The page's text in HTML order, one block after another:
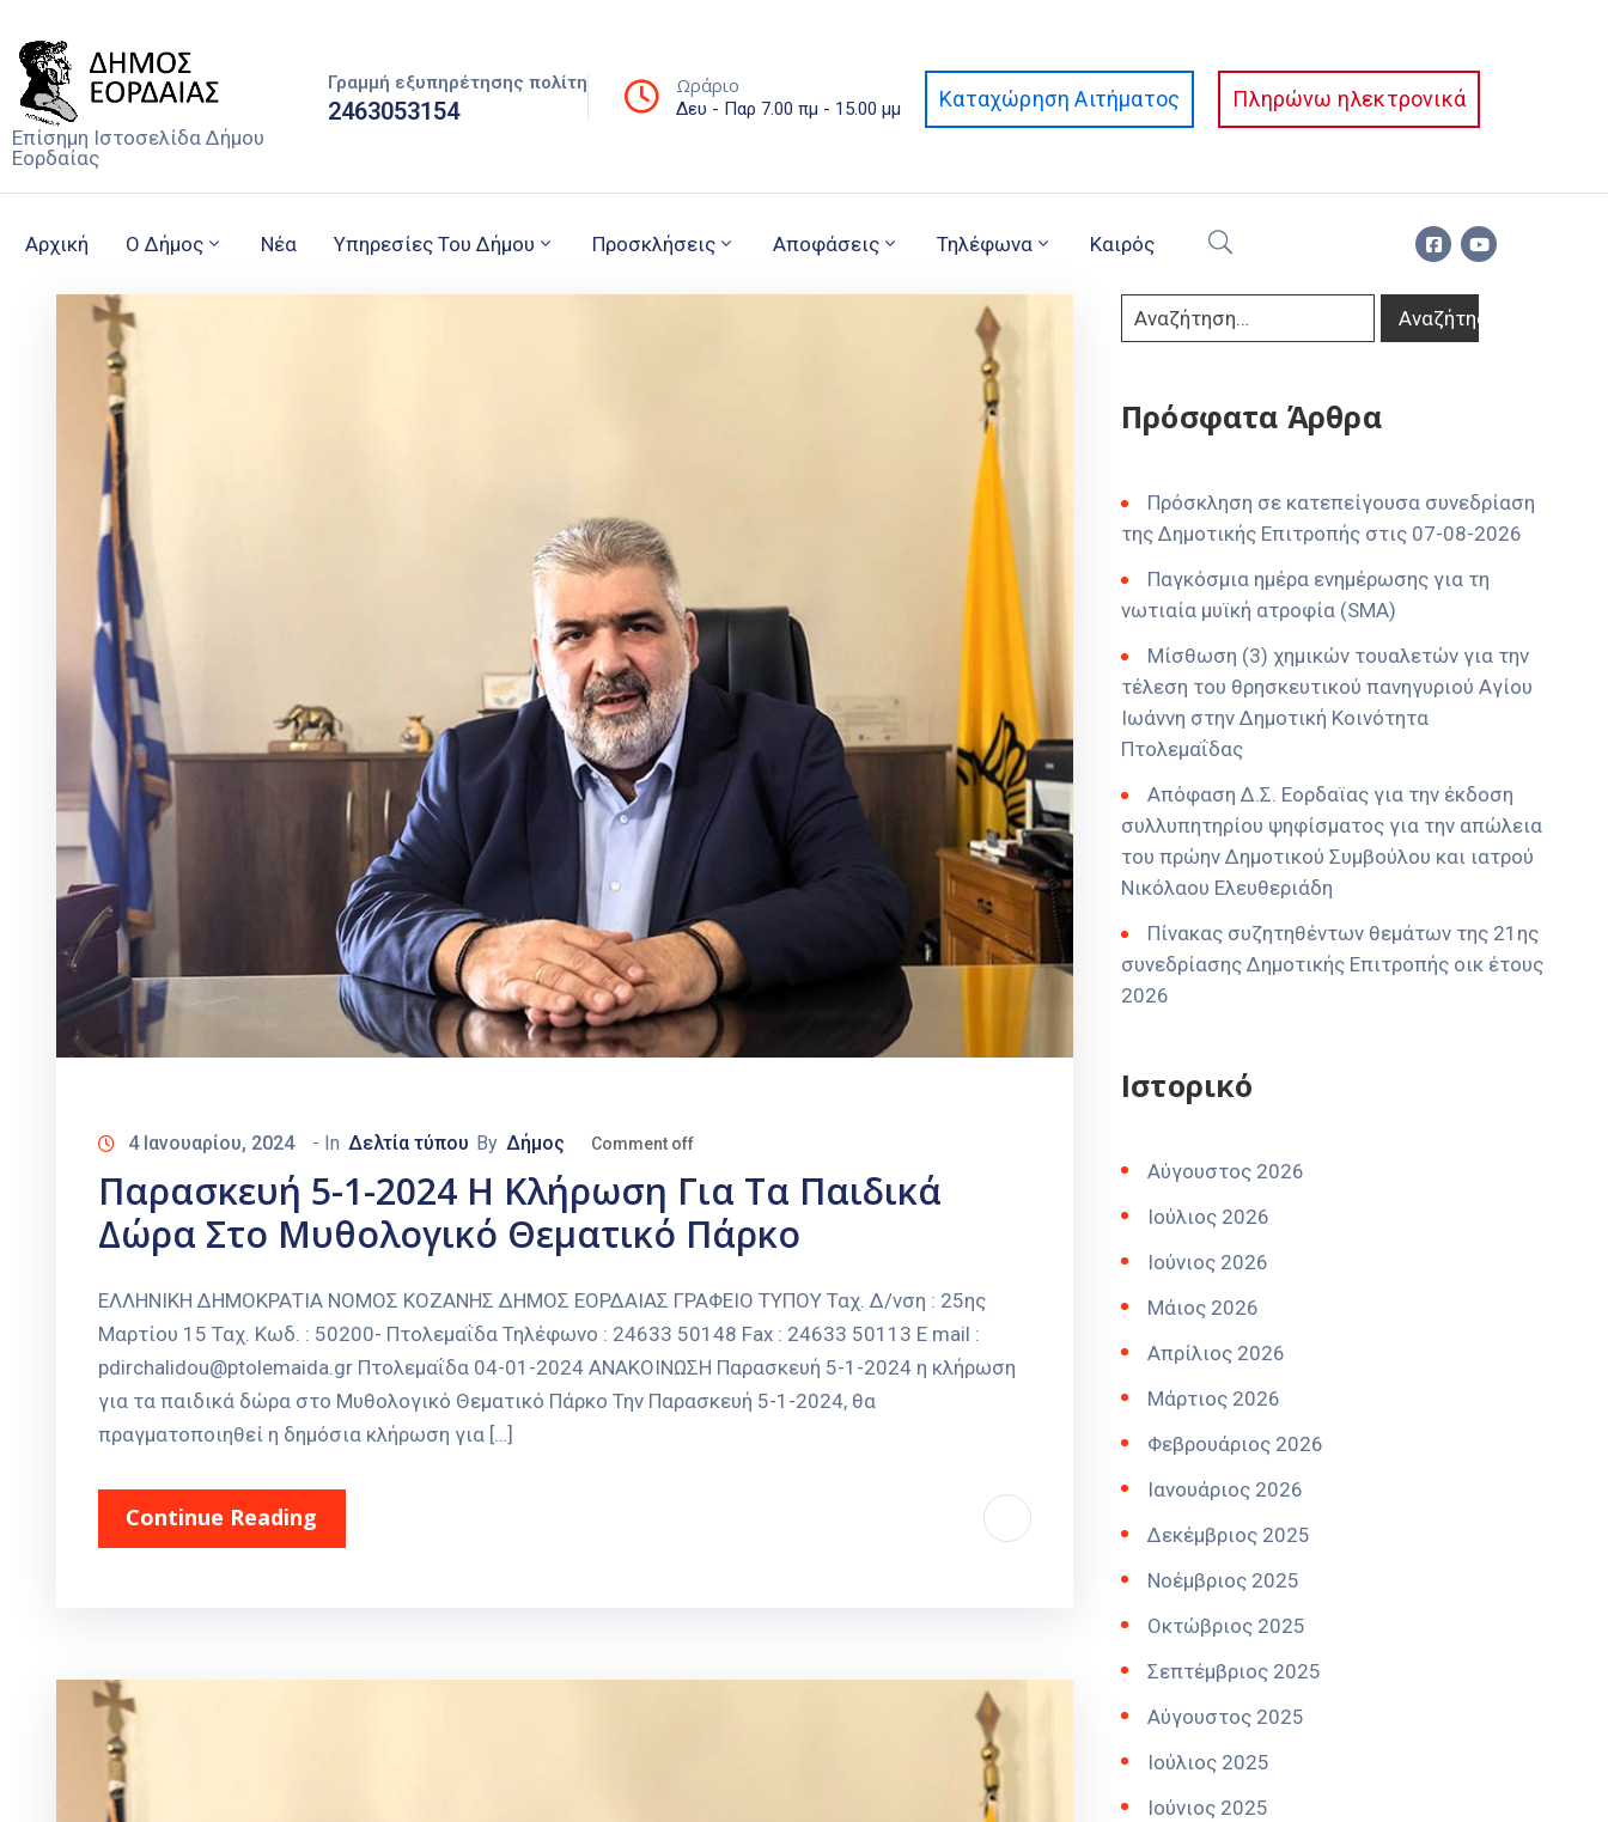
Επίσημη Ιστοσελίδα Δήμου
Εορδαίας
Γραμμή εξυπηρέτησης πολίτη
2463053154
Ωράριο
Δευ - Παρ 7.00 πμ - 15.00 μμ Καταχώρηση Αιτήματος Πληρώνω ηλεκτρονικά
Αρχική Ο Δήμος Νέα Υπηρεσίες Του Δήμου Προσκλήσεις Αποφάσεις Τηλέφωνα Καιρός
4 Ιανουαρίου, 2024 - In Δελτία τύπου By Δήμος Comment off
Παρασκευή 5-1-2024 Η Κλήρωση Για Τα Παιδικά
Δώρα Στο Μυθολογικό Θεματικό Πάρκο
ΕΛΛΗΝΙΚΗ ΔΗΜΟΚΡΑΤΙΑ ΝΟΜΟΣ ΚΟΖΑΝΗΣ ΔΗΜΟΣ ΕΟΡΔΑΙΑΣ ΓΡΑΦΕΙΟ ΤΥΠΟΥ Ταχ. Δ/νση : 25ης
Μαρτίου 15 Ταχ. Κωδ. : 50200- Πτολεμαΐδα Τηλέφωνο : 24633 50148 Fax : 24633 50113 E mail :
pdirchalidou@ptolemaida.gr Πτολεμαΐδα 04-01-2024 ΑΝΑΚΟΙΝΩΣΗ Παρασκευή 5-1-2024 η κλήρωση
για τα παιδικά δώρα στο Μυθολογικό Θεματικό Πάρκο Την Παρασκευή 5-1-2024, θα
πραγματοποιηθεί η δημόσια κλήρωση για […]
Continue Reading
Πρόσφατα Άρθρα
Πρόσκληση σε κατεπείγουσα συνεδρίαση
της Δημοτικής Επιτροπής στις 07-08-2026
Παγκόσμια ημέρα ενημέρωσης για τη
νωτιαία μυϊκή ατροφία (SMA)
Μίσθωση (3) χημικών τουαλετών για την
τέλεση του θρησκευτικού πανηγυριού Αγίου
Ιωάννη στην Δημοτική Κοινότητα
Πτολεμαΐδας
Απόφαση Δ.Σ. Εορδαϊας για την έκδοση
συλλυπητηρίου ψηφίσματος για την απώλεια
του πρώην Δημοτικού Συμβούλου και ιατρού
Νικόλαου Ελευθεριάδη
Πίνακας συζητηθέντων θεμάτων της 21ης
συνεδρίασης Δημοτικής Επιτροπής οικ έτους
2026
Ιστορικό
Αύγουστος 2026
Ιούλιος 2026
Ιούνιος 2026
Μάιος 2026
Απρίλιος 2026
Μάρτιος 2026
Φεβρουάριος 2026
Ιανουάριος 2026
Δεκέμβριος 2025
Νοέμβριος 2025
Οκτώβριος 2025
Σεπτέμβριος 2025
Αύγουστος 2025
Ιούλιος 2025
Ιούνιος 2025